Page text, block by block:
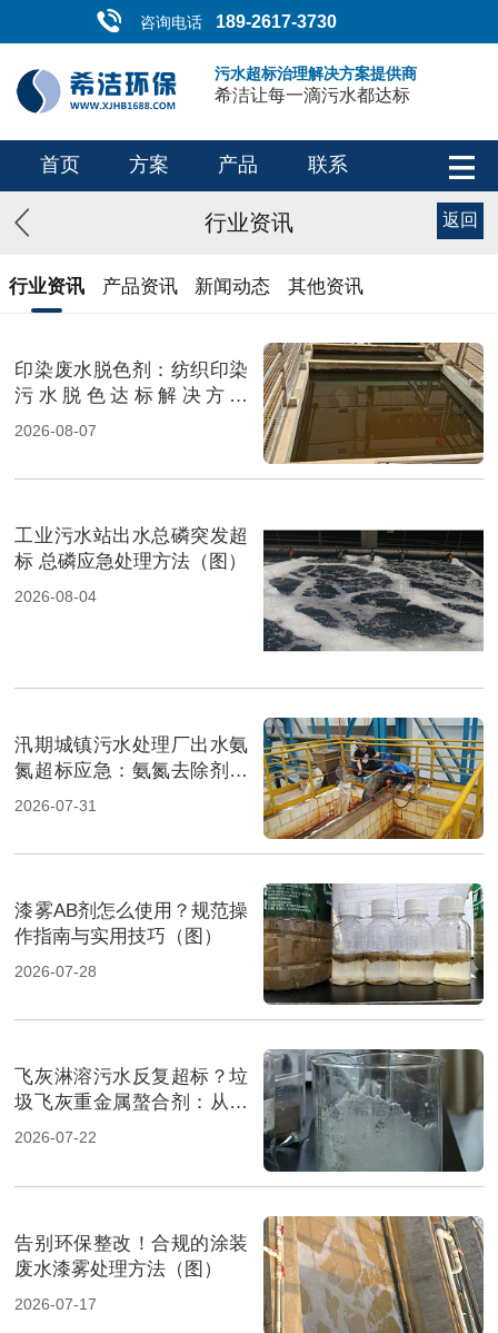
咨询电话 189-2617-3730
污水超标治理解决方案提供商
希洁让每一滴污水都达标
首页 方案 产品 联系
行业资讯 返回
行业资讯 产品资讯 新闻动态 其他资讯
印染废水脱色剂：纺织印染
污水脱色达标解决方案
（图）
2026-08-07
工业污水站出水总磷突发超
标 总磷应急处理方法（图）
2026-08-04
汛期城镇污水处理厂出水氨
氮超标应急：氨氮去除剂投
加方法及实操指南（图）
2026-07-31
漆雾AB剂怎么使用？规范操
作指南与实用技巧（图）
2026-07-28
飞灰淋溶污水反复超标？垃
圾飞灰重金属螯合剂：从源
头实现固液双达标（图）
2026-07-22
告别环保整改！合规的涂装
废水漆雾处理方法（图）
2026-07-17